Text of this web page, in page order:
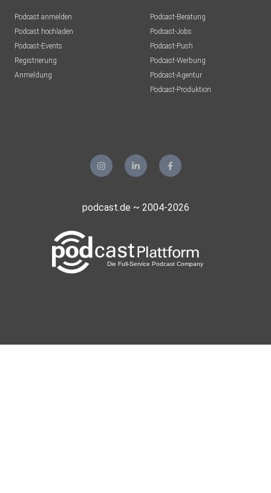
Podcast anmelden
Podcast hochladen
Podcast-Events
Registrierung
Anmeldung
Podcast-Beratung
Podcast-Jobs
Podcast-Push
Podcast-Werbung
Podcast-Agentur
Podcast-Produktion
podcast.de ~ 2004-2026